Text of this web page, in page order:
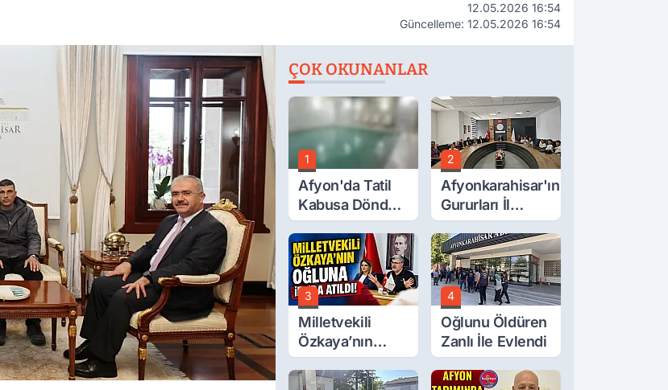
12.05.2026 16:54
Güncelleme: 12.05.2026 16:54
ÇOK OKUNANLAR
1
Afyon'da Tatil
Kabusa Döndü,
Acı Son!
2
Afyonkarahisar'ın
Gururları İl
Müdürüyle
Buluştu
3
Milletvekili
Özkaya’nın
Oğluna İftira
Atıldı
4
Oğlunu Öldüren
Zanlı İle Evlendi